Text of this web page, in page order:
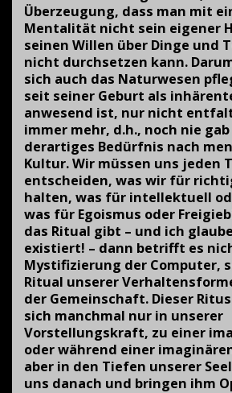
Überzeugung, dass man mit
Mentalität nicht sein eigener
seinen Willen über Dinge und
nicht durchsetzen kann.
sich auch das Naturwesen
seit seiner Geburt als
anwesend ist, nur nicht
immer mehr, d.h., noch nie gab
derartiges Bedürfnis nach
Kultur. Wir müssen uns jeden
entscheiden, was wir für
halten, was für intellektuell
was für Egoismus oder
das Ritual gibt – und ich
existiert! – dann betrifft es
Mystifizierung der Computer,
Ritual unserer
der Gemeinschaft. Dieser
sich manchmal nur in unserer
Vorstellungskraft, zu einer
oder während einer
aber in den Tiefen unserer
uns danach und bringen ihm